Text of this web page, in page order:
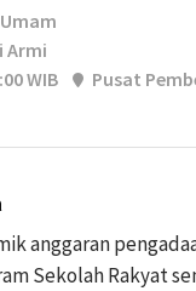
Armi
WIB
Pusat
anggaran
Sekolah Rakyat